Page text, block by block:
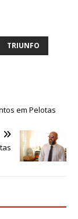
TRIUNFO
em Pelotas